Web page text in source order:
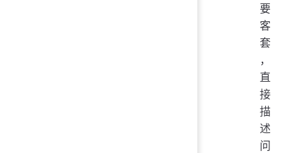
要
客
套
，
直
接
描
述
问